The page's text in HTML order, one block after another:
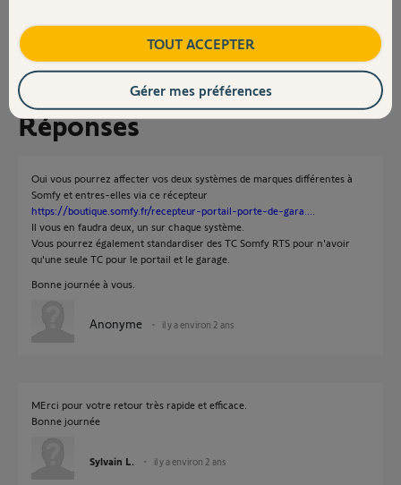
il y a environ 2 ans
Participer au fil de discussion
Réponses
Oui vous pourrez affecter vos deux systèmes de marques différentes à
Somfy et entres-elles via ce récepteur
https://boutique.somfy.fr/recepteur-portail-porte-de-gara...
Il vous en faudra deux, un sur chaque système.
Vous pourrez également standardiser des TC Somfy RTS pour n'avoir
qu'une seule TC pour le portail et le garage.
Bonne journée à vous.
Anonyme il y a environ 2 ans
MErci pour votre retour très rapide et efficace.
Bonne journée
Sylvain L. il y a environ 2 ans
TOUT ACCEPTER
Gérer mes préférences